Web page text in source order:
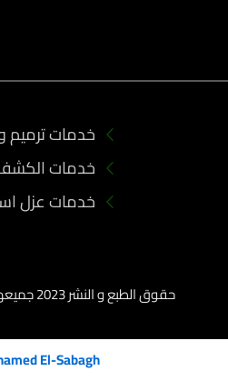
خدمات ترميم
خدمات
خدمات عزل
حقوق الطبع و النشر 2023 جميعها محفوظة لدي مؤسسة أركان العزل للمقاولات
El-Sabagh